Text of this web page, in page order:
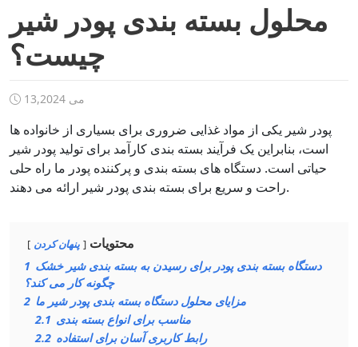
محلول بسته بندی پودر شیر
چیست؟
می 13,2024
پودر شیر یکی از مواد غذایی ضروری برای بسیاری از خانواده ها
است، بنابراین یک فرآیند بسته بندی کارآمد برای تولید پودر شیر
حیاتی است. دستگاه های بسته بندی و پرکننده پودر ما راه حلی
راحت و سریع برای بسته بندی پودر شیر ارائه می دهند.
محتویات پنهان کردن
1 دستگاه بسته بندی پودر برای رسیدن به بسته بندی شیر خشک
چگونه کار می کند؟
2 مزایای محلول دستگاه بسته بندی پودر شیر ما
2.1 مناسب برای انواع بسته بندی
2.2 رابط کاربری آسان برای استفاده